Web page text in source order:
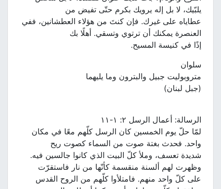
يلبّيك، لا بل إله يرويك بكرم حتّى تفيض من
عطاياه على غيرك. فإن كنتَ من هؤلاء العطشانين، ففي
العنصرة يمكنك أن ترتوي وتسقي. أهلًا بك
إذًا في كنيسة المسيح.
سلوان
متروبوليت جبيل والبترون وما يليهما
(جبل لبنان)
الرسالة: أعمال الرسل ٢: ١-١١
لمّا حلّ يوم الخمسين كان الرسل كلّهم معًا في مكان
واحد. فحدث بغتة صوت من السماء كصوت ريح
شديدة تعسف، وملأ كلّ البيت الذي كانوا جالسين فيه.
وظهرت لهم ألسنة منقسمة كأنّها من نار فاستقرّت
على كلّ واحد منهم. فامتلأوا كلّهم من الروح القدس